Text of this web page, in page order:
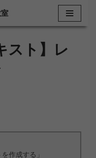
スト】レ
作成する」